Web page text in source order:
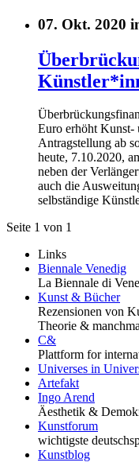
07. Okt. 2020
Euro erhöht Kunst-
Antragstellung ab
heute, 7.10.2020,
neben der
auch die
selbständige
Seite 1 von 1
Links
Biennale Venedig
La Biennale di
Kunst & Bücher
Rezensionen von
Theorie &
C&
Plattform for
Universes in
Artefakt
Ingo Arend
Äesthetik &
Kunstforum
wichtigste
Kunstblog